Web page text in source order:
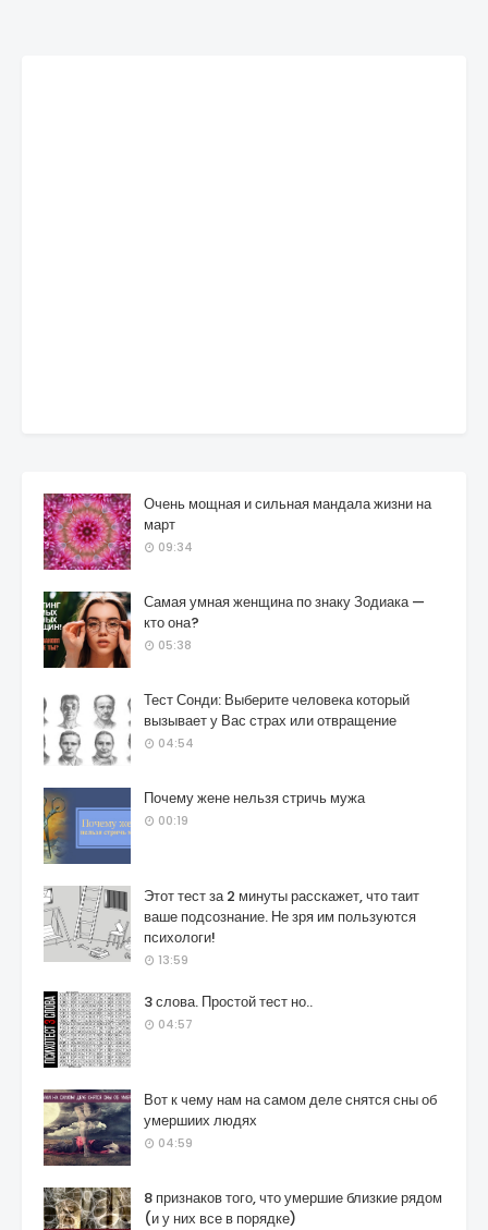
Очень мощная и сильная мандала жизни на
март
09:34
Самая умная женщина по знаку Зодиака —
кто она?
05:38
Тест Сонди: Выберите человека который
вызывает у Вас страх или отвращение
04:54
Почему жене нельзя стричь мужа
00:19
Этот тест за 2 минуты расскажет, что таит
ваше подсознание. Не зря им пользуются
психологи!
13:59
3 слова. Простой тест но..
04:57
Вот к чему нам на самом деле снятся сны об
умершиих людях
04:59
8 признаков того, что умершие близкие рядом
(и у них все в порядке)